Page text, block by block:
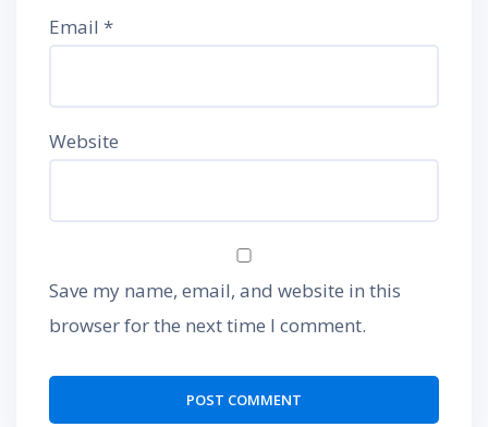
Email *
Website
Save my name, email, and website in this
browser for the next time I comment.